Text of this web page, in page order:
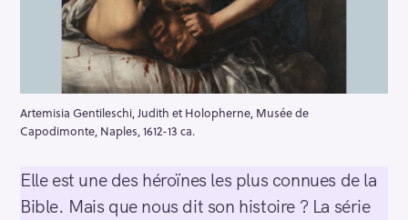
Artemisia Gentileschi, Judith et Holopherne, Musée de
Capodimonte, Naples, 1612-13 ca.
Elle est une des héroïnes les plus connues de la
Bible. Mais que nous dit son histoire ? La série